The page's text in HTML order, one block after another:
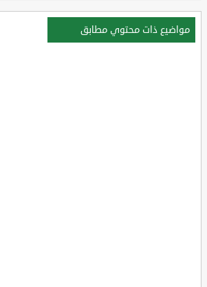
مواضيع ذات محتوي مطابق